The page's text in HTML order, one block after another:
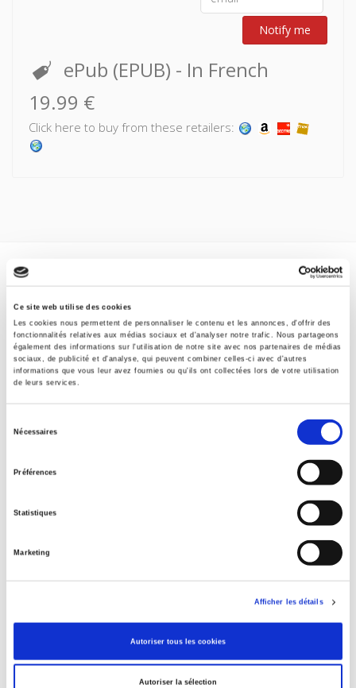
Ce site web utilise des cookies
Les cookies nous permettent de personnaliser le contenu et les annonces, d'offrir des
fonctionnalités relatives aux médias sociaux et d'analyser notre trafic. Nous partageons
également des informations sur l'utilisation de notre site avec nos partenaires de médias
sociaux, de publicité et d'analyse, qui peuvent combiner celles-ci avec d'autres
informations que vous leur avez fournies ou qu'ils ont collectées lors de votre utilisation
de leurs services.
Nécessaires
Préférences
Statistiques
Marketing
Afficher les détails
Autoriser tous les cookies
Autoriser la sélection
Notify me
ePub (EPUB) - In French
19.99 €
Click here to buy from these retailers:
Specifications
Formats
Contents
Specifications
Presses de Sciences Po
Dominique Kerouedan
French
Publisher Category